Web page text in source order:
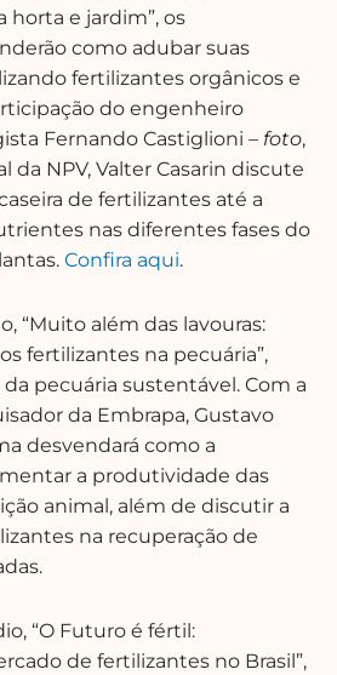
horta e jardim”, os
como adubar suas
fertilizantes orgânicos e
do engenheiro
Fernando Castiglioni – foto,
da NPV, Valter Casarin discute
de fertilizantes até a
nas diferentes fases do
Confira aqui.
“Muito além das lavouras:
fertilizantes na pecuária”,
pecuária sustentável. Com a
da Embrapa, Gustavo
desvendará como a
a produtividade das
animal, além de discutir a
na recuperação de
“O Futuro é fértil:
de fertilizantes no Brasil”,